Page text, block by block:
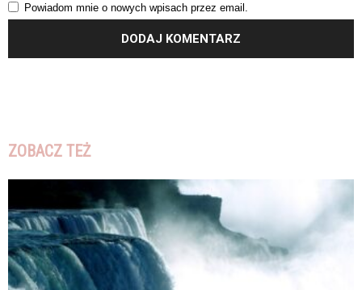
Powiadom mnie o nowych wpisach przez email.
ZOBACZ TEŻ